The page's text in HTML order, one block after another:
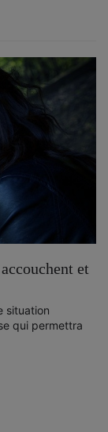
et
situation
qui permettra